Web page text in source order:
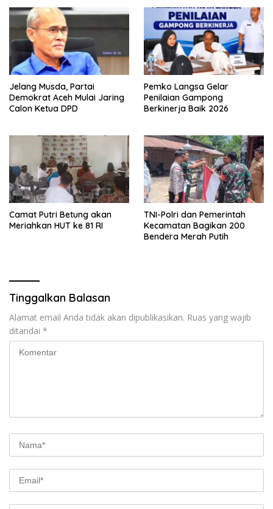
Jelang Musda, Partai
Demokrat Aceh Mulai Jaring
Calon Ketua DPD
Pemko Langsa Gelar
Penilaian Gampong
Berkinerja Baik 2026
Camat Putri Betung akan
Meriahkan HUT ke 81 RI
TNI-Polri dan Pemerintah
Kecamatan Bagikan 200
Bendera Merah Putih
Tinggalkan Balasan
Alamat email Anda tidak akan dipublikasikan. Ruas yang wajib
ditandai *